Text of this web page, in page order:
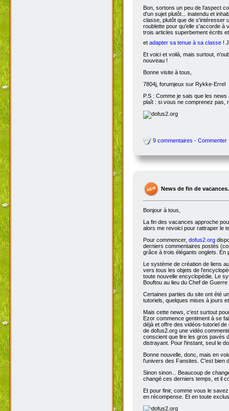
Bon, sortons un peu de l'aspect
d'un sujet plutôt... inatendu et
classe, plutôt que de s'intéresser
roublette pour qu'elle s'accorde à
trois articles superbement écrits
et adapter sa tenue à sa classe !
Et voici et voilà, mais surtout,
nouveau !
Bonne visite à tous,
7804j, forumjeux sur Rykke-Errel
P.S : Comme je sais que les
plaît : si vous ne comprenez pas,
9 commentaires - Commenter
News de fin de
Bonjour à tous,
La fin des vacances approche
alors me revoici pour rattraper le
Pour commencer, dofus2.org
derniers commentaires postés
grâce à trois élégants onglets. En
Le système de création de liens
vers tous les objets de
toute nouvelle encyclopédie. Le
Bouftou au lieu du Chef de
Certaines parties du site ont été
tutoriels, quelques mises à jours
Mais cette news, c'est surtout
Ezor commence gentiment à se
déjà et offre des vidéos-tutoriel
de dofus2.org une vidéo
conscient que lire les gros pavés
distrayant. Pour l'instant, seul le
Bonne nouvelle, donc, mais en
l'univers des Fansites. C'est bien
Sinon sinon... Beaucoup de
changé ces derniers temps, et il
Et pour finir, comme vous le
en récompense. Et en toute